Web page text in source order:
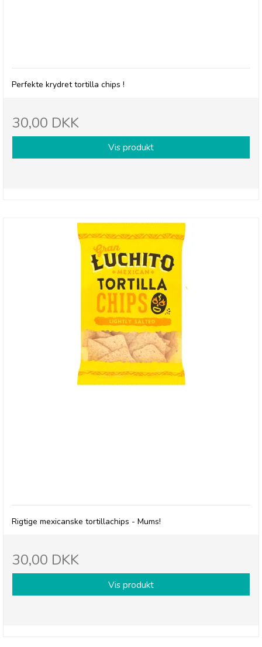
Perfekte krydret tortilla chips !
30,00 DKK
Vis produkt
Rigtige mexicanske tortillachips - Mums!
30,00 DKK
Vis produkt